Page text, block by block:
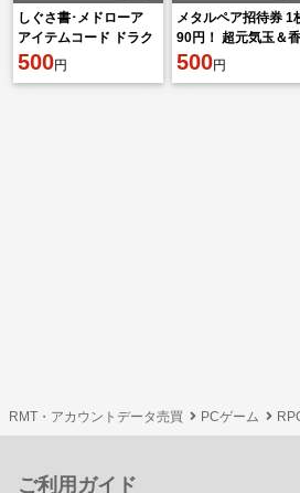
しぐさ書･メドローア
アイテムコード ドラク
エ10
500円
メタルペア招待券 1
90円！ 超元気玉＆
付き！ 必要枚数計算
500円
RMT・アカウントデータ売買 PCゲーム
ご利用ガイド